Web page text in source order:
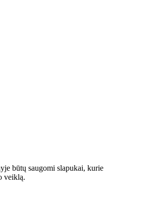
būtų saugomi slapukai, kurie
veiklą.